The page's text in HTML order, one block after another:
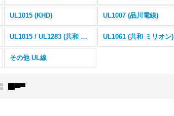
UL1015 (KHD) UL1007 (品川電線)
UL1015 / UL1283 (共和 ミリオン) UL1061 (共和 ミリオン)
その他 UL線